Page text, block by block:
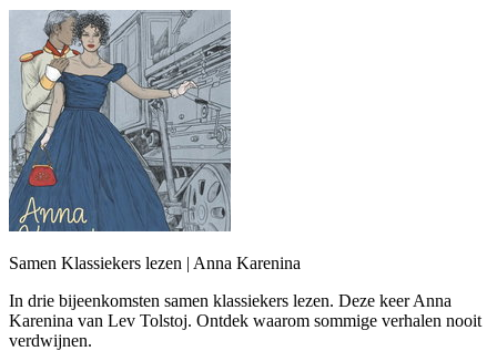
Samen Klassiekers lezen | Anna Karenina
In drie bijeenkomsten samen klassiekers lezen. Deze keer Anna
Karenina van Lev Tolstoj. Ontdek waarom sommige verhalen nooit
verdwijnen.